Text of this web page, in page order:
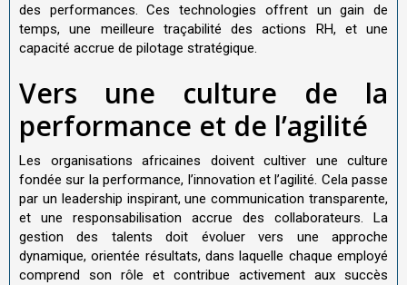
des performances. Ces technologies offrent un gain de
temps, une meilleure traçabilité des actions RH, et une
capacité accrue de pilotage stratégique.
Vers une culture de la
performance et de l’agilité
Les organisations africaines doivent cultiver une culture
fondée sur la performance, l’innovation et l’agilité. Cela passe
par un leadership inspirant, une communication transparente,
et une responsabilisation accrue des collaborateurs. La
gestion des talents doit évoluer vers une approche
dynamique, orientée résultats, dans laquelle chaque employé
comprend son rôle et contribue activement aux succès